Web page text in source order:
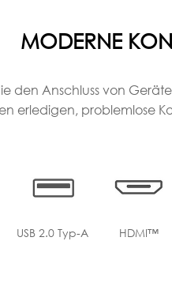
MODERNE
den Anschluss von
erledigen, problemlose
USB 2.0 Typ-A HDMI™